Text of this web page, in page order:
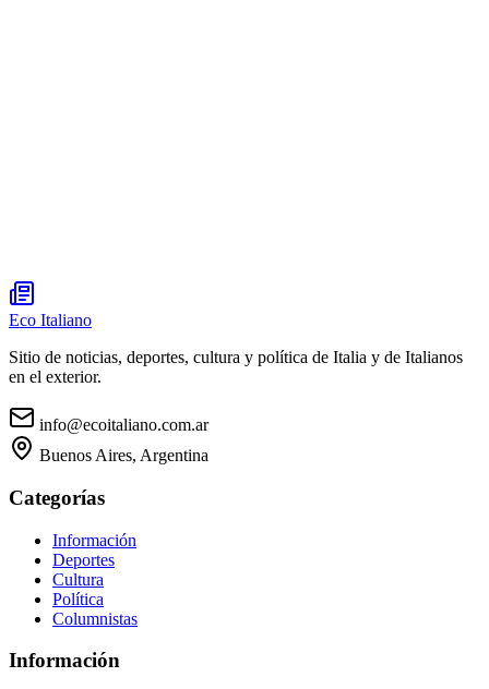
Eco Italiano
Sitio de noticias, deportes, cultura y política de Italia y de Italianos
en el exterior.
info@ecoitaliano.com.ar
Buenos Aires, Argentina
Categorías
Información
Deportes
Cultura
Política
Columnistas
Información